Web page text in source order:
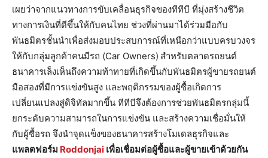
เผยว่าจากแนวทางการขับเคลื่อนธุรกิจของทีทีบี ที่มุ่งสร้างชีวิต
ทางการเงินที่ดีขึ้นให้กับคนไทย ช่วงที่ผ่านมาได้ร่วมมือกับ
พันธมิตรชั้นนำเพื่อส่งมอบประสบการณ์ที่เหนือกว่าแบบครบวงจร
ให้กับกลุ่มลูกค้าคนมีรถ (Car Owners) สำหรับตลาดรถยนต์
ธนาคารเล็งเห็นถึงความท้าทายที่เกิดขึ้นกับพันธมิตรผู้ขายรถยนต์
มือสองที่มีการแข่งขันสูง และพฤติกรรมของผู้ซื้อเกิดการ
เปลี่ยนแปลงสู่ดิจิทัลมากขึ้น ทีทีบีจึงต้องการช่วยพันธมิตรกลุ่มนี้
ยกระดับความสามารถในการแข่งขัน และสร้างความเชื่อมั่นให้
กับผู้ซื้อรถ จึงนำจุดแข็งของธนาคารสร้างโมเดลธุรกิจและ
แพลตฟอร์ม Roddonjai เพื่อเชื่อมต่อผู้ซื้อและผู้ขายเข้าด้วยกัน